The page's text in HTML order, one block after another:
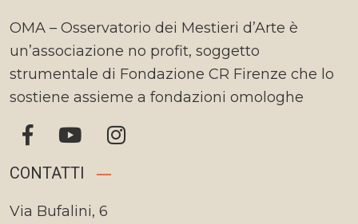
OMA – Osservatorio dei Mestieri d’Arte è
un’associazione no profit, soggetto
strumentale di Fondazione CR Firenze che lo
sostiene assieme a fondazioni omologhe
CONTATTI
Via Bufalini, 6